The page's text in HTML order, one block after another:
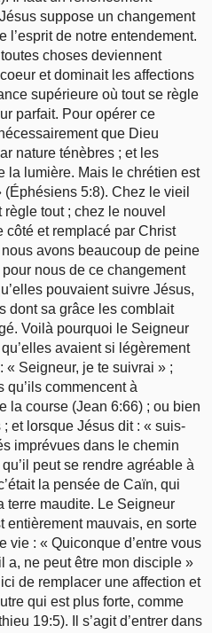
suppose un changement
l’esprit de notre entendement.
choses deviennent
et dominait les affections
supérieure où tout se règle
parfait. Pour opérer ce
que Dieu
nature ténèbres ; et les
la lumière. Mais le chrétien est
5:8). Chez le vieil
tout ; chez le nouvel
côté et remplacé par Christ
avons beaucoup de peine
nous de ce changement
pouvaient suivre Jésus,
dont sa grâce les comblait
Voilà pourquoi le Seigneur
avaient si légèrement
« Seigneur, je te suivrai » ;
qu’ils commencent à
la course (Jean 6:66) ; ou bien
et lorsque Jésus dit : « suis-
imprévues dans le chemin
peut se rendre agréable à
la pensée de Caïn, qui
terre maudite. Le Seigneur
entièrement mauvais, en sorte
vie : « Quiconque d’entre vous
a, ne peut être mon disciple »
de remplacer une affection et
qui est plus forte, comme
19:5). Il s’agit d’entrer dans